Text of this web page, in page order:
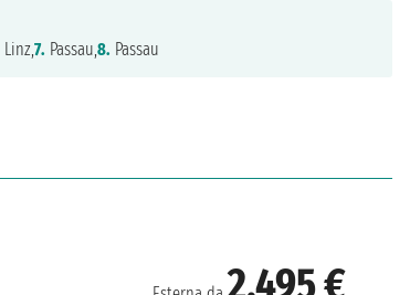
Linz,7. Passau,8. Passau